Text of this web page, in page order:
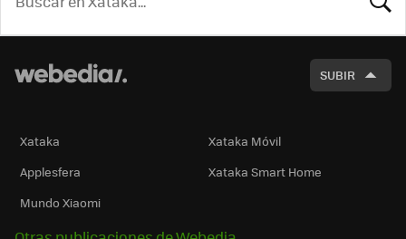
SUBIR
Xataka
Xataka Móvil
Applesfera
Xataka Smart Home
Mundo Xiaomi